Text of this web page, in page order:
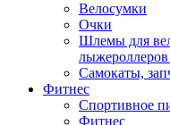
Велосумки
Очки
Шлемы для
Самокаты,
Фитнес
Спортивное
Фитнес